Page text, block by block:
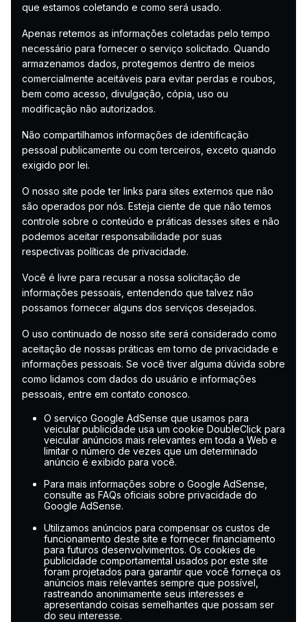
que estamos coletando e como será usado.
Apenas retemos as informações coletadas pelo tempo
necessário para fornecer o serviço solicitado. Quando
armazenamos dados, protegemos dentro de meios
comercialmente aceitáveis ​​para evitar perdas e roubos,
bem como acesso, divulgação, cópia, uso ou
modificação não autorizados.
Não compartilhamos informações de identificação
pessoal publicamente ou com terceiros, exceto quando
exigido por lei.
O nosso site pode ter links para sites externos que não
são operados por nós. Esteja ciente de que não temos
controle sobre o conteúdo e práticas desses sites e não
podemos aceitar responsabilidade por suas
respectivas políticas de privacidade.
Você é livre para recusar a nossa solicitação de
informações pessoais, entendendo que talvez não
possamos fornecer alguns dos serviços desejados.
O uso continuado de nosso site será considerado como
aceitação de nossas práticas em torno de privacidade e
informações pessoais. Se você tiver alguma dúvida sobre
como lidamos com dados do usuário e informações
pessoais, entre em contato conosco.
O serviço Google AdSense que usamos para
veicular publicidade usa um cookie DoubleClick para
veicular anúncios mais relevantes em toda a Web e
limitar o número de vezes que um determinado
anúncio é exibido para você.
Para mais informações sobre o Google AdSense,
consulte as FAQs oficiais sobre privacidade do
Google AdSense.
Utilizamos anúncios para compensar os custos de
funcionamento deste site e fornecer financiamento
para futuros desenvolvimentos. Os cookies de
publicidade comportamental usados ​​por este site
foram projetados para garantir que você forneça os
anúncios mais relevantes sempre que possível,
rastreando anonimamente seus interesses e
apresentando coisas semelhantes que possam ser
do seu interesse.